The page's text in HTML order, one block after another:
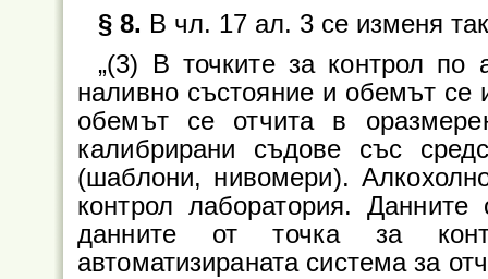
§ 8. В чл. 17 ал. 3 се изменя
„(3) В точките за контрол
наливно състояние и обемът се
обемът се отчита в
калибрирани съдове със
(шаблони, нивомери).
контрол лаборатория.
данните от точка за
автоматизираната система за